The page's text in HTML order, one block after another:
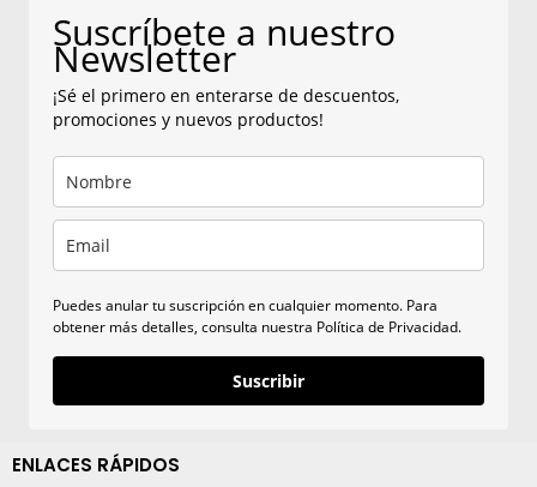
Suscríbete a nuestro
Newsletter
¡Sé el primero en enterarse de descuentos,
promociones y nuevos productos!
Puedes anular tu suscripción en cualquier momento. Para
obtener más detalles, consulta nuestra Política de Privacidad.
Suscribir
ENLACES RÁPIDOS